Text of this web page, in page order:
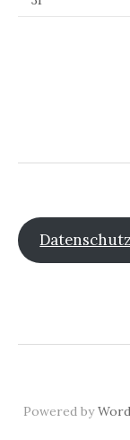
Datenschutz
Powered by